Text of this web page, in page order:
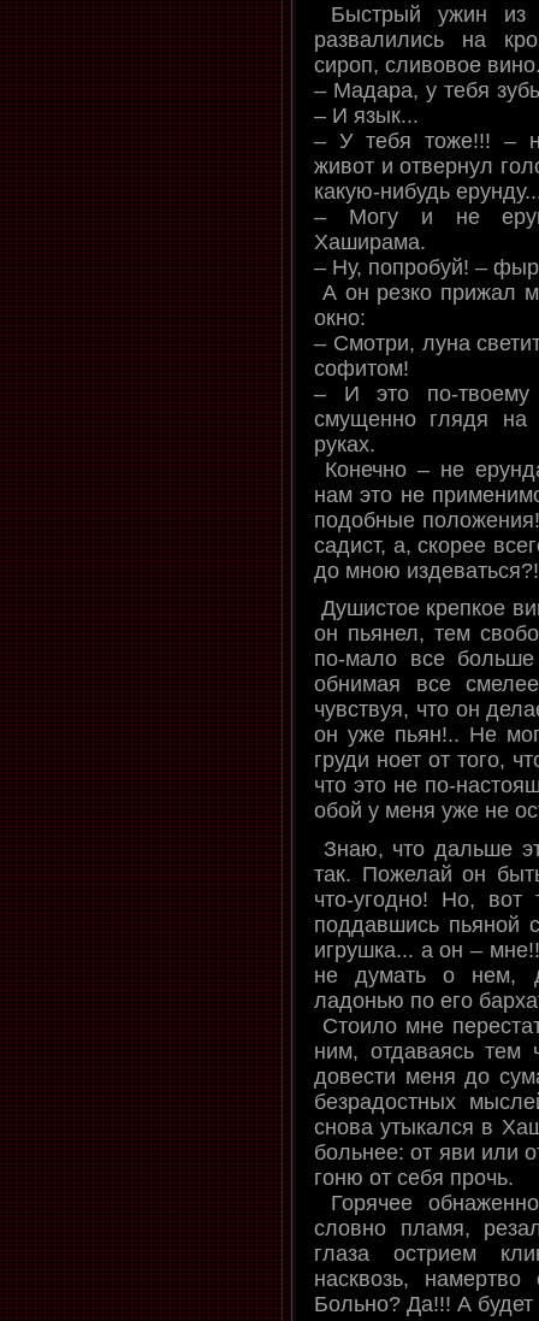
Быстрый ужин из
развалились на
сироп, сливовое
– Мадара, у тебя
– И язык...
– У тебя тоже!!! –
живот и отвернул
какую-нибудь
– Могу и не
Хаширама.
– Ну, попробуй! –
А он резко прижал
окно:
– Смотри, луна
софитом!
– И это по-твоему
смущенно глядя на
руках.
Конечно – не
нам это не
подобные
садист, а, скорее
до мною
Душистое крепкое
он пьянел, тем
по-мало все
обнимая все
чувствуя, что он
он уже пьян!.. Не
груди ноет от того,
что это не по-
обой у меня уже не
Знаю, что дальше
так. Пожелай он
что-угодно! Но, вот
поддавшись пьяной
игрушка... а он –
не думать о нем,
ладонью по его
Стоило мне
ним, отдаваясь тем
довести меня до
безрадостных
снова утыкался в
больнее: от яви или
гоню от себя прочь.
Горячее
словно пламя,
глаза острием
насквозь,
Больно? Да!!! А